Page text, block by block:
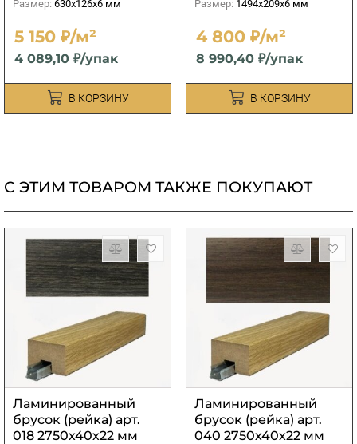
Размер: 630x126x6 мм
5 150 ₽/м²
4 089,10 ₽/упак
В КОРЗИНУ
Размер: 1494x209x6 мм
4 800 ₽/м²
8 990,40 ₽/упак
В КОРЗИНУ
С ЭТИМ ТОВАРОМ ТАКЖЕ ПОКУПАЮТ
Ламинированный
брусок (рейка) арт.
018 2750х40х22 мм
Ламинированный
брусок (рейка) арт.
040 2750х40х22 мм